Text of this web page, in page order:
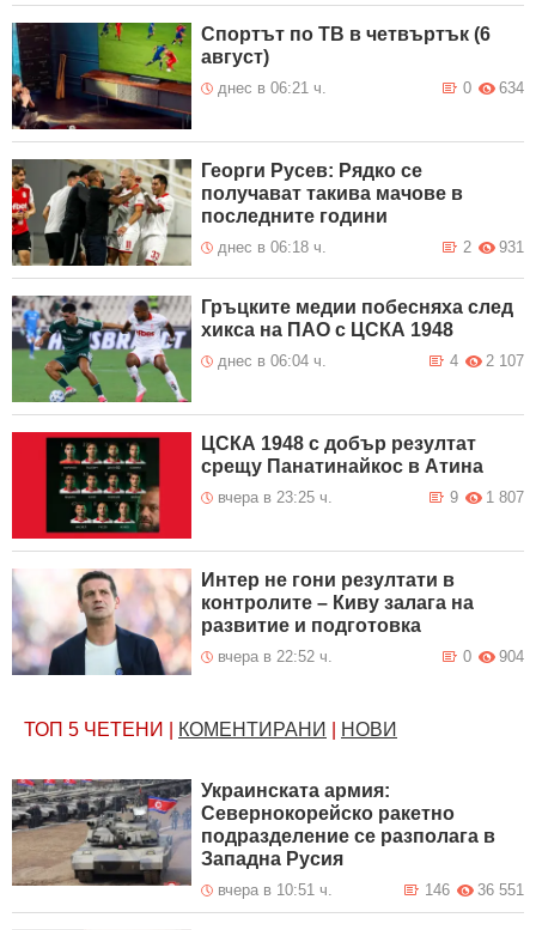
Спортът по ТВ в четвъртък (6
август)
днес в 06:21 ч. 634
0
Георги Русев: Рядко се
получават такива мачове в
последните години
днес в 06:18 ч. 931
2
Гръцките медии побесняха след
хикса на ПАО с ЦСКА 1948
днес в 06:04 ч. 2 107
4
ЦСКА 1948 с добър резултат
срещу Панатинайкос в Атина
вчера в 23:25 ч. 1 807
9
Интер не гони резултати в
контролите – Киву залага на
развитие и подготовка
вчера в 22:52 ч. 904
0
ТОП 5 ЧЕТЕНИ КОМЕНТИРАНИ НОВИ
Украинската армия:
Севернокорейско ракетно
подразделение се разполага в
Западна Русия
вчера в 10:51 ч. 36 551
146